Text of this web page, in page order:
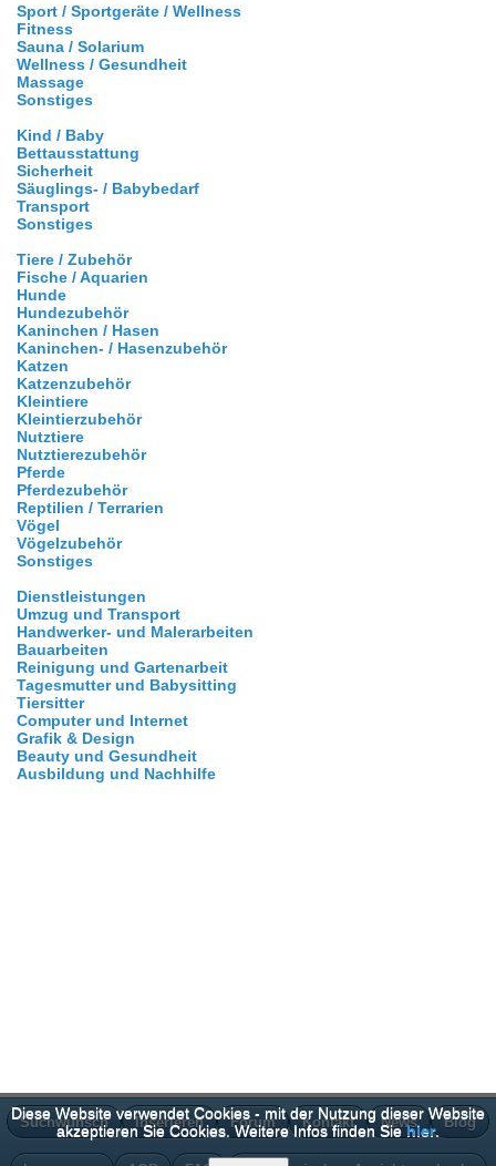
Sport / Sportgeräte / Wellness
Fitness
Sauna / Solarium
Wellness / Gesundheit
Massage
Sonstiges
Kind / Baby
Bettausstattung
Sicherheit
Säuglings- / Babybedarf
Transport
Sonstiges
Tiere / Zubehör
Fische / Aquarien
Hunde
Hundezubehör
Kaninchen / Hasen
Kaninchen- / Hasenzubehör
Katzen
Katzenzubehör
Kleintiere
Kleintierzubehör
Nutztiere
Nutztierezubehör
Pferde
Pferdezubehör
Reptilien / Terrarien
Vögel
Vögelzubehör
Sonstiges
Dienstleistungen
Umzug und Transport
Handwerker- und Malerarbeiten
Bauarbeiten
Reinigung und Gartenarbeit
Tagesmutter und Babysitting
Tiersitter
Computer und Internet
Grafik & Design
Beauty und Gesundheit
Ausbildung und Nachhilfe
Suchwunsch Inserieren Forum Kontakt News Blog
Diese Website verwendet Cookies - mit der Nutzung dieser Website
akzeptieren Sie Cookies. Weitere Infos finden Siehier.